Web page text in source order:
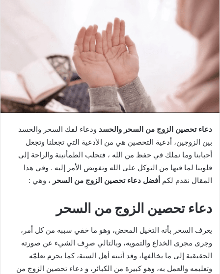
دعاء تحصين الزوج من السحر والحسد ودعاء لفك السحر والحسد
بين الزوجين، أدعية التحصين هي من الأدعية التي تجعلنا وتجعل
أحبابنا وما نملك في حفظ من الله ، فتجلب الطمأنينة والراحة إلى
قلوبنا لما فيها من التوكل على الله وتفويض الأمر إليه . وفي هذا
المقال نقدم لكم أفضل دعاء تحصين الزوج من السحر ، وهي :
دعاء تحصين الزوج من السحر
يعرف السحر بأنه التخيل المحض، وهو ما خفي سببه من كل أمر،
وجرى مجرى الخداع والتمويه، وبالتالي صرِف الشيء عن صورته
الحقيقية إلى ما يخالفها، وقد أثبته أهل السنة، كما يحرم تعلمّه
وتعليمه والعمل به، وهو كبيرة من الكبائر، و دعاء تحصين الزوج من